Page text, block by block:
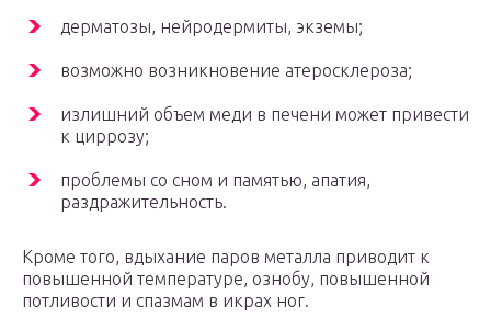
дерматозы, нейродермиты, экземы;
возможно возникновение атеросклероза;
излишний объем меди в печени может привести
к циррозу;
проблемы со сном и памятью, апатия,
раздражительность.
Кроме того, вдыхание паров металла приводит к
повышенной температуре, ознобу, повышенной
потливости и спазмам в икрах ног.